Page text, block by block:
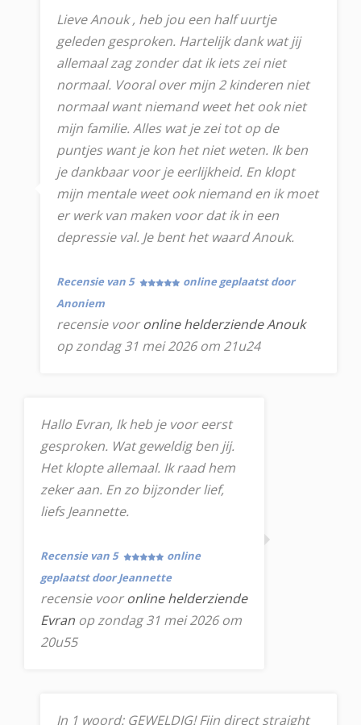
Lieve Anouk , heb jou een half uurtje
geleden gesproken. Hartelijk dank wat jij
allemaal zag zonder dat ik iets zei niet
normaal. Vooral over mijn 2 kinderen niet
normaal want niemand weet het ook niet
mijn familie. Alles wat je zei tot op de
puntjes want je kon het niet weten. Ik ben
je dankbaar voor je eerlijkheid. En klopt
mijn mentale weet ook niemand en ik moet
er werk van maken voor dat ik in een
depressie val. Je bent het waard Anouk.
Recensie van 5
online geplaatst door
Anoniem
recensie vooronline helderziende Anouk
op zondag 31 mei 2026 om 21u24
Hallo Evran, Ik heb je voor eerst
gesproken. Wat geweldig ben jij.
Het klopte allemaal. Ik raad hem
zeker aan. En zo bijzonder lief,
liefs Jeannette.
Recensie van 5
online
geplaatst door Jeannette
recensie vooronline helderziende
Evran op zondag 31 mei 2026 om
20u55
In 1 woord: GEWELDIG! Fijn direct straight